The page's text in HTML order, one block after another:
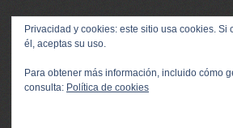
Privacidad y cookies: este sitio usa cookies. Si
él, aceptas su uso.
Para obtener más información, incluido cómo
consulta: Política de cookies